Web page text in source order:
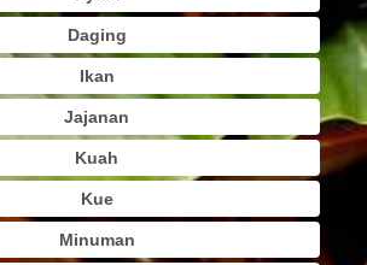
Daging
Ikan
Jajanan
Kuah
Kue
Minuman